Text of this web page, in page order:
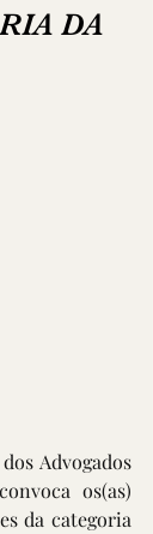
DA
Advogados
os(as)
da categoria